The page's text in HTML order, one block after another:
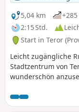
5,04 km
2:15 Std.
Start in Teror
Leicht zugängliche
Stadtzentrum von
wunderschön
Teror), auf den
Höhlenwohnungen.